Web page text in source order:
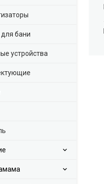
бани
устройства